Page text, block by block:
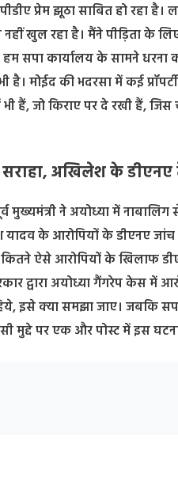
प्रेम झूठा साबित हो रहा
खुल रहा है। मैंने पीड़िता के
सपा कार्यालय के सामने धरना
है। मोईद की भदरसा में कई
हैं, जो किराए पर दे रखी हैं, जिस
अखिलेश के डीएनए
मुख्यमंत्री ने अयोध्या में
यादव के आरोपियों के डीएनए
ऐसे आरोपियों के खिलाफ
द्वारा अयोध्या गैंगरेप केस में
इसे क्या समझा जाए। जबकि
मुद्दे पर एक और पोस्ट में इस